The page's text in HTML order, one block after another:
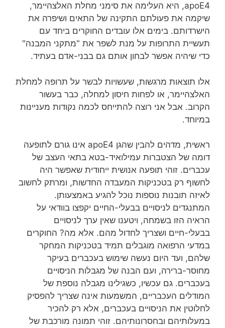
apoE4, היא העלימה את סימני מחלת האלצהיימר,
שיקמה את פעולתם התקינה של התאים ושיפרה את
הישרדותם. בימים אלו עובדים החוקרים ביחד עם
תעשיית התרופות על מנת לשפר את "מתקני המבנה"
כדי שיהיה אפשר לבחון אותם גם בבני-אדם בעתיד.
אלו תוצאות מרגשות, שעשויות לבשר על תרופה למחלת
האלצהיימר, או לפחות חיסון למחלה, כבר בעשור
הקרוב. אבל אני רוצה להתייחס לכמה נקודות מעניינות
במיוחד.
ראשית, מדהים להבין שהגן apoE4 אינו גורם לתופעה
דומה של הצטברות עמילואיד-בטא בתאי העצב של
עכברים. זוהי תופעה אנושית ייחודית שאפשר היה
לחשוף רק בטכניקות המעבדה החדשות, ומרתק לחשוב
לאיזה תובנות נוספות נוכל להגיע באמצעותן.
המתנגדים לניסויים בבעלי-החיים יקפצו בוודאי על
הראיה הזו בשמחה, ויטענו שאין ערך לניסויים
בבעלי-חיים ושצריך לחדול מהם. אלא מה? החוקרים
במדעי הרפואה מוגבלים תמיד בטכניקות המחקר
שלהם, ועד היום נעשה שימוש בעכברים בעיקר
מחוסר-ברירה, ועם הבנה של מגבלות הניסויים
בעכברים. גם עכשיו, כשגילינו מגבלה נוספת של
המודלים העכבריים, המשמעות אינה שצריך להפסיק
לחלוטין את הניסויים בעכברים, אלא רק להכיר
במעלותיהם ובחסרונותיהם. זוהי תמונה מורכבת של